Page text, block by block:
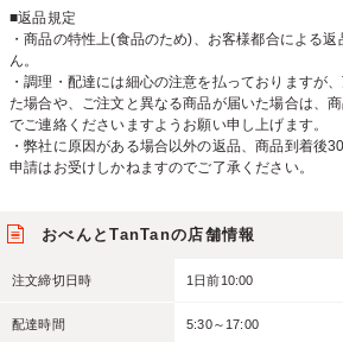
■返品規定
・商品の特性上(食品のため)、お客様都合による
ん。
・調理・配達には細心の注意を払っておりますが
た場合や、ご注文と異なる商品が届いた場合は、
でご連絡くださいますようお願い申し上げます。
・弊社に原因がある場合以外の返品、商品到着後
申請はお受けしかねますのでご了承ください。
おべんとTanTanの店舗情報
注文締切日時 1日前10:00
配達時間 5:30～17:00